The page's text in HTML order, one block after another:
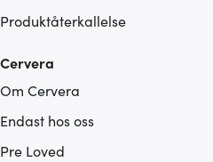
Produktåterkallelse
Cervera
Om Cervera
Endast hos oss
Pre Loved